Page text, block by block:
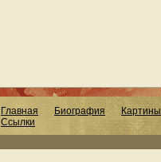
Главная Биография Картины
Ссылки